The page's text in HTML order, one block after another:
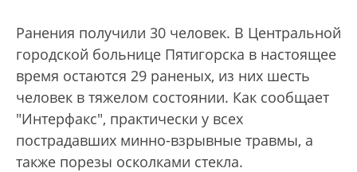
Ранения получили 30 человек. В Центральной
городской больнице Пятигорска в настоящее
время остаются 29 раненых, из них шесть
человек в тяжелом состоянии. Как сообщает
"Интерфакс", практически у всех
пострадавших минно-взрывные травмы, а
также порезы осколками стекла.